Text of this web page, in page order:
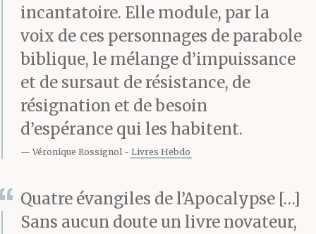
incantatoire. Elle module, par la
voix de ces personnages de parabole
biblique, le mélange d’impuissance
et de sursaut de résistance, de
résignation et de besoin
d’espérance qui les habitent.
Véronique Rossignol Livres Hebdo
Quatre évangiles de l’Apocalypse […]
Sans aucun doute un livre novateur,